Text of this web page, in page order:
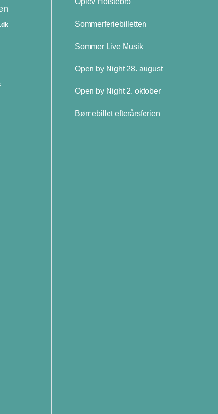
Oplev Holstebro
Sommerferiebilletten
Sommer Live Musik
Open by Night 28. august
Open by Night 2. oktober
Børnebillet efterårsferien